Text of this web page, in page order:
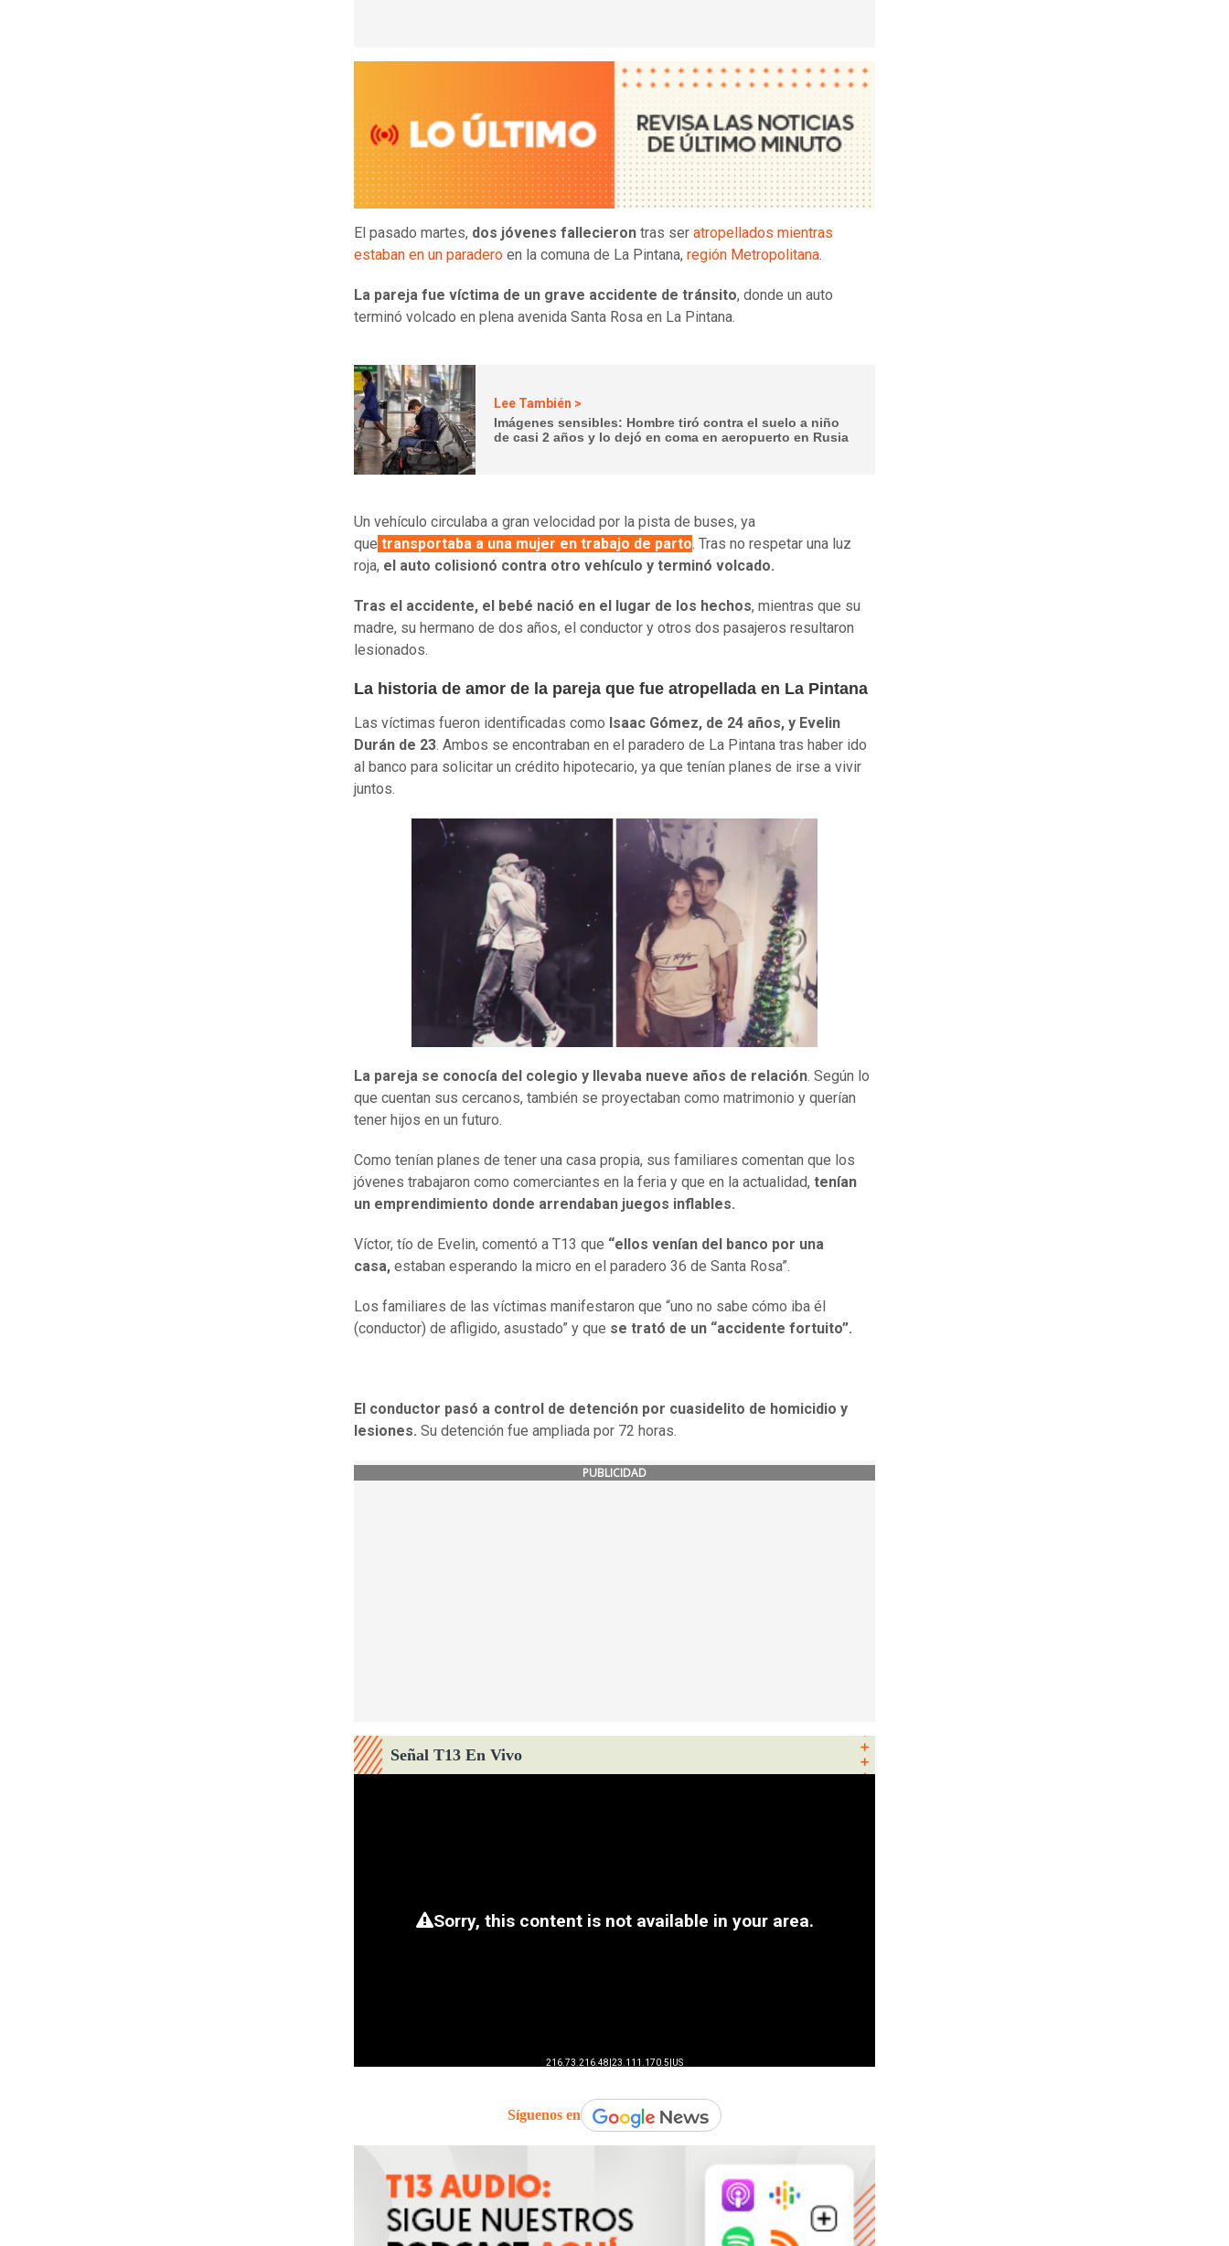
El pasado martes, dos jóvenes fallecieron tras ser atropellados mientras
estaban en un paradero en la comuna de La Pintana, región Metropolitana.
La pareja fue víctima de un grave accidente de tránsito, donde un auto
terminó volcado en plena avenida Santa Rosa en La Pintana.
Lee También >
Imágenes sensibles: Hombre tiró contra el suelo a niño
de casi 2 años y lo dejó en coma en aeropuerto en Rusia
Un vehículo circulaba a gran velocidad por la pista de buses, ya
que transportaba a una mujer en trabajo de parto. Tras no respetar una luz
roja, el auto colisionó contra otro vehículo y terminó volcado.
Tras el accidente, el bebé nació en el lugar de los hechos, mientras que su
madre, su hermano de dos años, el conductor y otros dos pasajeros resultaron
lesionados.
La historia de amor de la pareja que fue atropellada en La Pintana
Las víctimas fueron identificadas como Isaac Gómez, de 24 años, y Evelin
Durán de 23. Ambos se encontraban en el paradero de La Pintana tras haber ido
al banco para solicitar un crédito hipotecario, ya que tenían planes de irse a vivir
juntos.
La pareja se conocía del colegio y llevaba nueve años de relación. Según lo
que cuentan sus cercanos, también se proyectaban como matrimonio y querían
tener hijos en un futuro.
Como tenían planes de tener una casa propia, sus familiares comentan que los
jóvenes trabajaron como comerciantes en la feria y que en la actualidad, tenían
un emprendimiento donde arrendaban juegos inflables.
Víctor, tío de Evelin, comentó a T13 que “ellos venían del banco por una
casa, estaban esperando la micro en el paradero 36 de Santa Rosa”.
Los familiares de las víctimas manifestaron que “uno no sabe cómo iba él
(conductor) de afligido, asustado” y que se trató de un “accidente fortuito”.
El conductor pasó a control de detención por cuasidelito de homicidio y
lesiones. Su detención fue ampliada por 72 horas.
PUBLICIDAD
Señal T13 En Vivo
Síguenos en